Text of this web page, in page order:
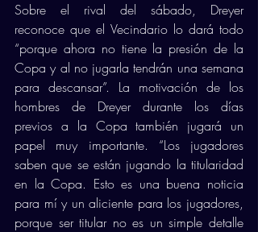
Sobre el rival del sábado, Dreyer
reconoce que el Vecindario lo dará todo
“porque ahora no tiene la presión de la
Copa y al no jugarla tendrán una semana
para descansar”. La motivación de los
hombres de Dreyer durante los días
previos a la Copa también jugará un
papel muy importante. “Los jugadores
saben que se están jugando la titularidad
en la Copa. Esto es una buena noticia
para mí y un aliciente para los jugadores,
porque ser titular no es un simple detalle